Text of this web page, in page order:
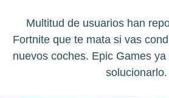
Multitud de usuarios han
Fortnite que te mata si vas
nuevos coches. Epic Games
solucionarlo.